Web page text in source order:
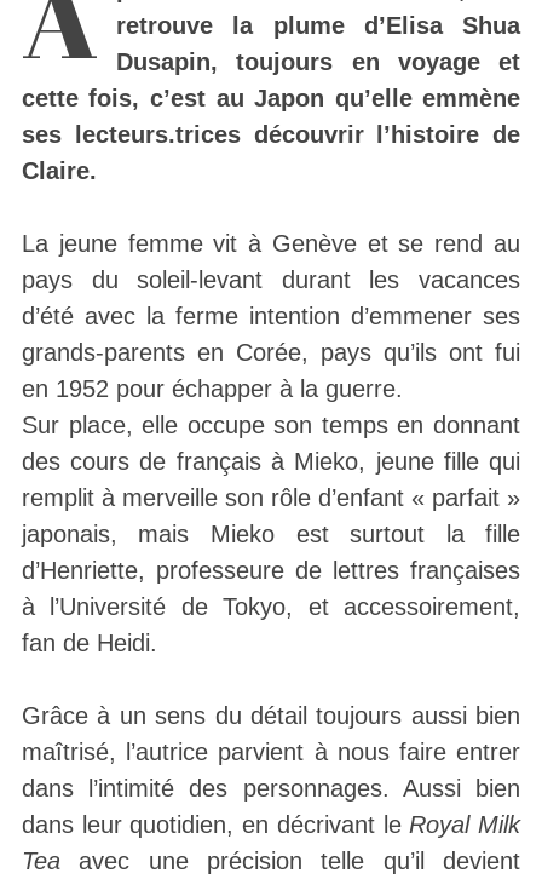
retrouve la plume d’Elisa Shua
Dusapin, toujours en voyage et
cette fois, c’est au Japon qu’elle emmène
ses lecteurs.trices découvrir l’histoire de
Claire.
La jeune femme vit à Genève et se rend au
pays du soleil-levant durant les vacances
d’été avec la ferme intention d’emmener ses
grands-parents en Corée, pays qu’ils ont fui
en 1952 pour échapper à la guerre.
Sur place, elle occupe son temps en donnant
des cours de français à Mieko, jeune fille qui
remplit à merveille son rôle d’enfant « parfait »
japonais, mais Mieko est surtout la fille
d’Henriette, professeure de lettres françaises
à l’Université de Tokyo, et accessoirement,
fan de Heidi.
Grâce à un sens du détail toujours aussi bien
maîtrisé, l’autrice parvient à nous faire entrer
dans l’intimité des personnages. Aussi bien
dans leur quotidien, en décrivant le Royal Milk
Teaavec une précision telle qu’il devient